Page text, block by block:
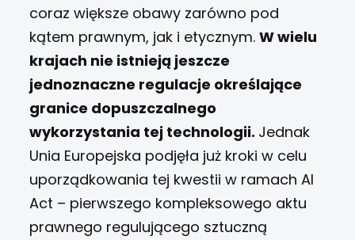
coraz większe obawy zarówno pod
kątem prawnym, jak i etycznym.W wielu
krajach nie istnieją jeszcze
jednoznaczne regulacje określające
granice dopuszczalnego
wykorzystania tej technologii. Jednak
Unia Europejska podjęła już kroki w celu
uporządkowania tej kwestii w ramach AI
Act – pierwszego kompleksowego aktu
prawnego regulującego sztuczną